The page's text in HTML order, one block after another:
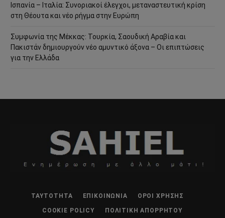
Ισπανία – Ιταλία: Συνοριακοί έλεγχοι, μεταναστευτική κρίση
στη Θέουτα και νέο ρήγμα στην Ευρώπη
Συμφωνία της Μέκκας: Τουρκία, Σαουδική Αραβία και
Πακιστάν δημιουργούν νέο αμυντικό άξονα – Οι επιπτώσεις
για την Ελλάδα
ΤΑΥΤΌΤΗΤΑ ΕΠΙΚΟΙΝΩΝΊΑ ΌΡΟΙ ΧΡΉΣΗΣ
COOKIE POLICY ΠΟΛΙΤΙΚΉ ΑΠΟΡΡΉΤΟΥ